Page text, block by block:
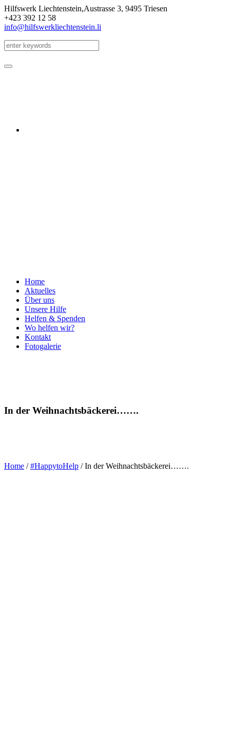
Hilfswerk Liechtenstein,Austrasse 3, 9495 Triesen
+423 392 12 58
info@hilfswerkliechtenstein.li
Home
Aktuelles
Über uns
Unsere Hilfe
Helfen & Spenden
Wo helfen wir?
Kontakt
Fotogalerie
In der Weihnachtsbäckerei…….
Home /#HappytoHelp /In der Weihnachtsbäckerei…….